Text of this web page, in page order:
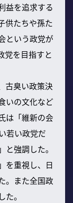
益を追求する
供たちや孫た
という政党が
党を目指すと
古臭い政策決
いの文化など
は「維新の会
若い政党だ
強調した。
を重視し、日
。また全国政
。